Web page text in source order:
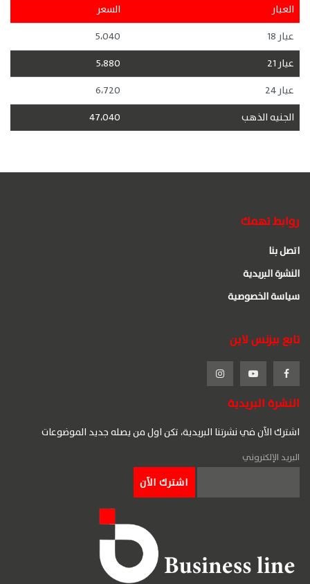
العيار
السعر
عيار 18
5،040
عيار 21
5،880
عيار 24
6،720
الجنيه الذهب
47،040
روابط تهمك
اتصل بنا
النشرة البريدية
سياسة الخصوصية
تابع بيزنس لاين
النشرة البريدية
اشترك الآن في نشرتنا البريدية، تكن اول من يصله جديد الموضوعات
البريد الإلكتروني